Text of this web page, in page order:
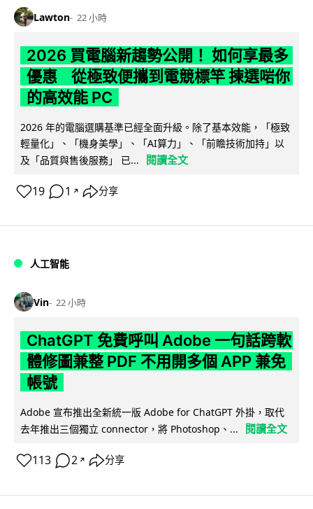
Lawton 22 小時
2026 買電腦新趨勢公開！ 如何享最多
優惠 從極致便攜到電競標竿 揀選啱你
的高效能 PC
2026 年的電腦選購基準已經全面升級。除了基本效能，「極致
輕量化」、「機身美學」、「AI算力」、「前瞻技術加持」以
及「品質與售後服務」 已...
閱讀全文
19 1 ↗ 分享
人工智能
Vin 22 小時
ChatGPT 免費呼叫 Adobe 一句話跨軟
體修圖兼整 PDF 不用開多個 APP 兼免
帳號
Adobe 宣布推出全新統一版 Adobe for ChatGPT 外掛，取代
去年推出三個獨立 connector，將 Photoshop、...
閱讀全文
113 2 ↗ 分享